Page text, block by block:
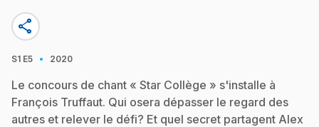
share
S1 E5 · 2020
Le concours de chant « Star Collège » s'installe à
François Truffaut. Qui osera dépasser le regard des
autres et relever le défi? Et quel secret partagent Alex